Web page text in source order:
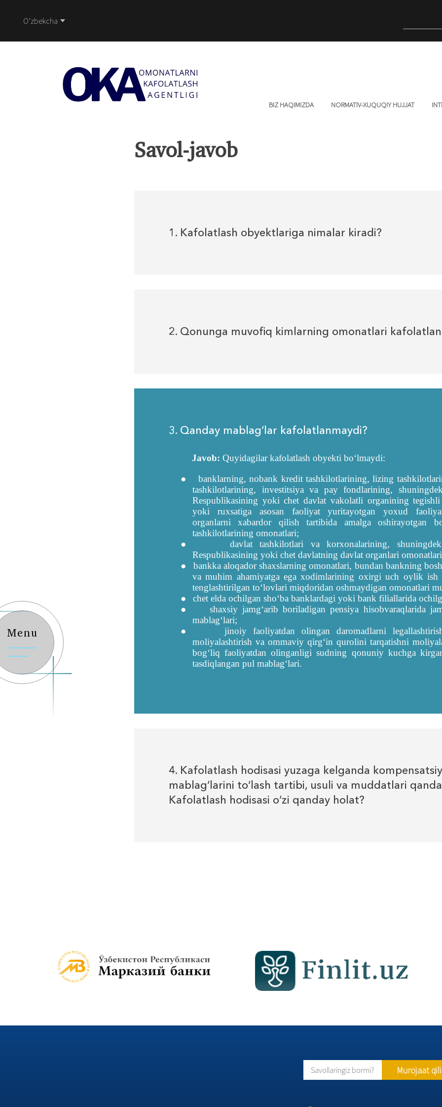
O’zbekcha
BIZ HAQIMIZDA NORMATIV-XUQUQIY HUJJAT
Menu
Savol-javob
1. Kafolatlash obyektlariga nimalar kiradi?
2. Qonunga muvofiq kimlarning omonatlari
3. Qanday mablag‘lar kafolatlanmaydi?
Javob:Quyidagilar kafolatlash obyekti boʻlmaydi:
●
banklarning, nobank kredit tashkilotlarining, lizing
tashkilotlarining, investitsiya va pay fondlarining,
Respublikasining yoki chet davlat vakolatli organining tegishli
yoki ruxsatiga asosan faoliyat yuritayotgan yoxud
organlarni xabardor qilish tartibida amalga oshirayotgan
tashkilotlarining omonatlari;
●
davlat tashkilotlari va korxonalarining, shuningdek
Respublikasining yoki chet davlatning davlat organlari
●
bankka aloqador shaxslarning omonatlari, bundan bankning
va muhim ahamiyatga ega xodimlarining oxirgi uch oylik ish
tenglashtirilgan toʻlovlari miqdoridan oshmaydigan omonatlari
●
chet elda ochilgan sho‘ba banklardagi yoki bank filiallarida
●
shaxsiy jamgʻarib boriladigan pensiya hisobvaraqlarida
mablagʻlari;
●
jinoiy faoliyatdan olingan daromadlarni
moliyalashtirish va ommaviy qirgʻin qurolini tarqatishni
bogʻliq faoliyatdan olinganligi sudning qonuniy kuchga
tasdiqlangan pul mablagʻlari.
4. Kafolatlash hodisasi yuzaga kelganda
mablag‘larini to‘lash tartibi, usuli va muddatlari
Kafolatlash hodisasi o‘zi qanday holat?
Savollaringiz bormi? Murojaat